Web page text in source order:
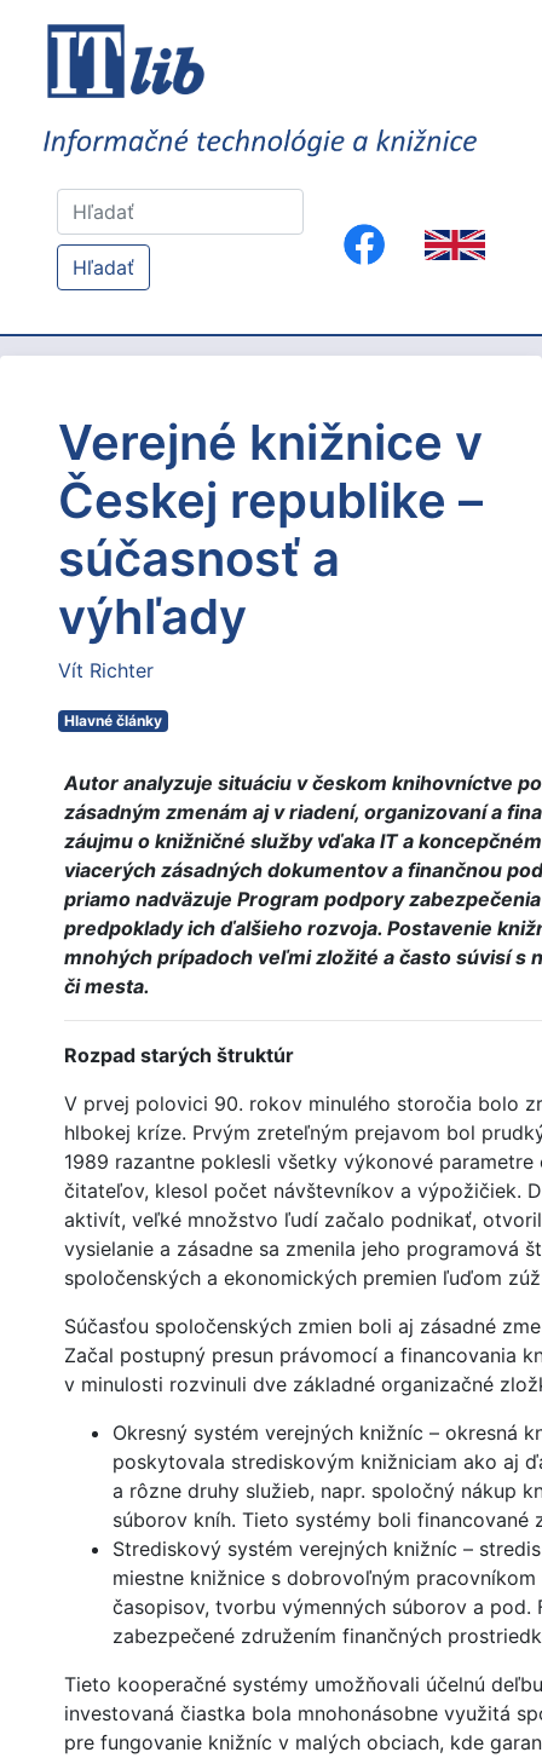
Hľadať
Verejné knižnice v
Českej republike –
súčasnosť a
výhľady
Vít Richter
Hlavné články
Autor analyzuje situáciu v českom knihovníctve
zásadným zmenám aj v riadení, organizovaní a
záujmu o knižničné služby vďaka IT a
viacerých zásadných dokumentov a finančnou
priamo nadväzuje Program podpory
predpoklady ich ďalšieho rozvoja. Postavenie
mnohých prípadoch veľmi zložité a často súvisí
či mesta.
Rozpad starých štruktúr
V prvej polovici 90. rokov minulého storočia bolo
hlbokej kríze. Prvým zreteľným prejavom bol
1989 razantne poklesli všetky výkonové
čitateľov, klesol počet návštevníkov a výpožičiek.
aktivít, veľké množstvo ľudí začalo podnikať,
vysielanie a zásadne sa zmenila jeho programová
spoločenských a ekonomických premien ľuďom
Súčasťou spoločenských zmien boli aj zásadné
Začal postupný presun právomocí a financovania
v minulosti rozvinuli dve základné organizačné
Okresný systém verejných knižníc – okresná
poskytovala strediskovým knižniciam ako aj
a rôzne druhy služieb, napr. spoločný nákup
súborov kníh. Tieto systémy boli
Strediskový systém verejných knižníc –
miestne knižnice s dobrovoľným
časopisov, tvorbu výmenných súborov a
zabezpečené združením finančných
Tieto kooperačné systémy umožňovali účelnú
investovaná čiastka bola mnohonásobne využitá
pre fungovanie knižníc v malých obciach, kde